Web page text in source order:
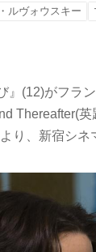
ルヴォウスキー
』(12)がフラ
Thereafter(
り、新宿シ